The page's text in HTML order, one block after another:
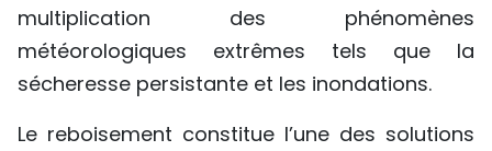
РУССКИЙ
ESPAÑOL
multiplication des phénomènes
météorologiques extrêmes tels que la
sécheresse persistante et les inondations.
Le reboisement constitue l’une des solutions